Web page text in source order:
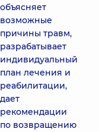
объясняет
возможные
причины травм,
разрабатывает
индивидуальный
план лечения и
реабилитации,
дает
рекомендации
по возвращению